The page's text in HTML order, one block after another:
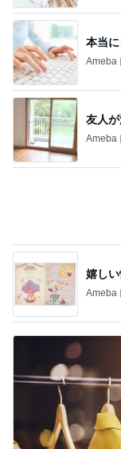
友人
Ameba
韓国アイドル愛用の